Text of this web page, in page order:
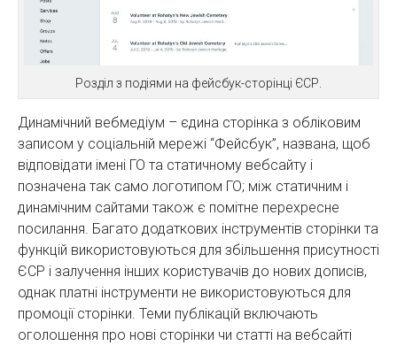
Розділ з подіями на фейсбук-сторінці ЄСР.
Динамічний вебмедіум – єдина сторінка з обліковим
записом у соціальній мережі “Фейсбук”, названа, щоб
відповідати імені ГО та статичному вебсайту і
позначена так само логотипом ГО; між статичним і
динамічним сайтами також є помітне перехресне
посилання. Багато додаткових інструментів сторінки та
функцій використовуються для збільшення присутності
ЄСР і залучення інших користувачів до нових дописів,
однак платні інструменти не використовуються для
промоції сторінки. Теми публікацій включають
оголошення про нові сторінки чи статті на вебсайті